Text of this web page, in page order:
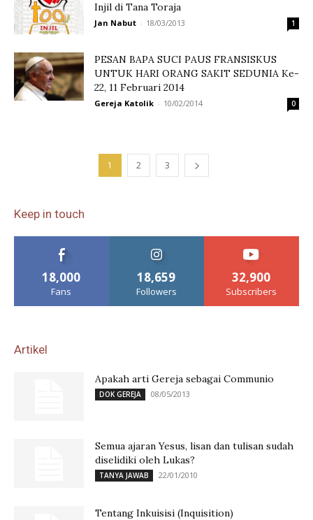
Injil di Tana Toraja
Jan Nabut - 18/03/2013 1
PESAN BAPA SUCI PAUS FRANSISKUS
UNTUK HARI ORANG SAKIT SEDUNIA Ke-
22, 11 Februari 2014
Gereja Katolik - 10/02/2014 0
1 2 3
Keep in touch
18,000
Fans
18,659
Followers
32,900
Subscribers
Artikel
Apakah arti Gereja sebagai Communio
DOK GEREJA 08/05/2013
Semua ajaran Yesus, lisan dan tulisan sudah
diselidiki oleh Lukas?
TANYA JAWAB 22/01/2010
Tentang Inkuisisi (Inquisition)